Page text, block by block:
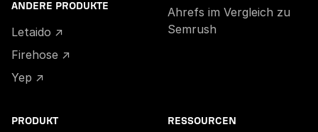
ANDERE PRODUKTE
Letaido ↗
Firehose ↗
Yep ↗
Ahrefs im Vergleich zu
Semrush
PRODUKT RESSOURCEN